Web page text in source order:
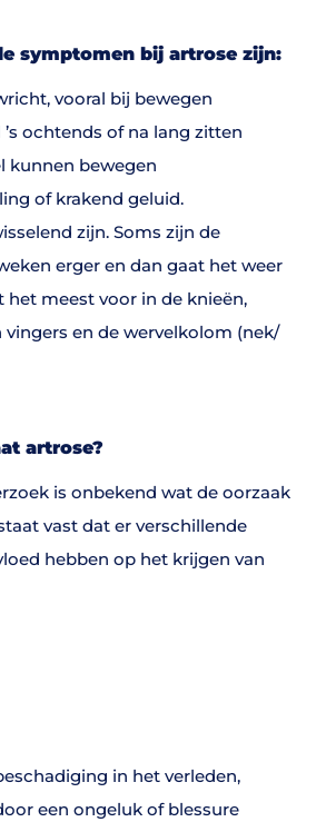
symptomen bij artrose zijn:
vooral bij bewegen
ochtends of na lang zitten
kunnen bewegen
of krakend geluid.
zijn. Soms zijn de
erger en dan gaat het weer
het meest voor in de knieën,
vingers en de wervelkolom (nek/
artrose?
is onbekend wat de oorzaak
vast dat er verschillende
hebben op het krijgen van
in het verleden,
een ongeluk of blessure